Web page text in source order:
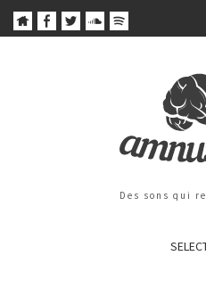
Des sons qui